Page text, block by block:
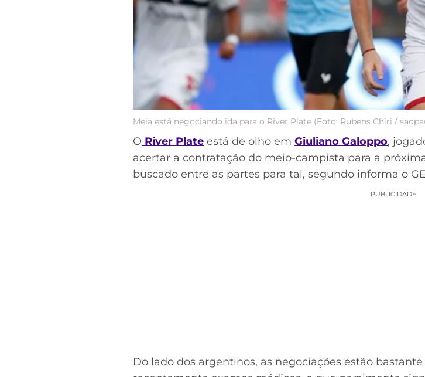
Meia está negociando ida para o River Plate (Foto: Rubens Chiri /
O River Plate está de olho em Giuliano Galoppo,
acertar a contratação do meio-campista para a
buscado entre as partes para tal, segundo informa o
PUBLICIDADE
Do lado dos argentinos, as negociações estão